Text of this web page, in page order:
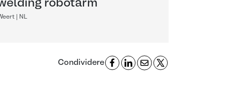
robotarm
| NL
Condividere